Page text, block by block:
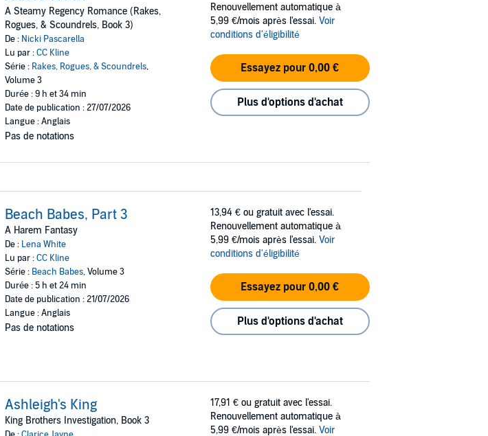
A Steamy Regency Romance (Rakes,
Rogues, & Scoundrels, Book 3)
De : Nicki Pascarella
Lu par :CC Kline
Série : Rakes, Rogues, & Scoundrels,
Volume 3
Durée : 9 h et 34 min
Date de publication : 27/07/2026
Langue : Anglais
Pas de notations
Renouvellement automatique à
5,99 €/mois après l'essai. Voir
conditions d'éligibilité
Essayez pour 0,00 €
Plus d'options d'achat
Beach Babes, Part 3
A Harem Fantasy
De : Lena White
Lu par :CC Kline
Série : Beach Babes, Volume 3
Durée : 5 h et 24 min
Date de publication : 21/07/2026
Langue : Anglais
Pas de notations
13,94 € ou gratuit avec l'essai.
Renouvellement automatique à
5,99 €/mois après l'essai. Voir
conditions d'éligibilité
Essayez pour 0,00 €
Plus d'options d'achat
Ashleigh's King
King Brothers Investigation, Book 3
17,91 € ou gratuit avec l'essai.
Renouvellement automatique à
5,99 €/mois après l'essai. Voir